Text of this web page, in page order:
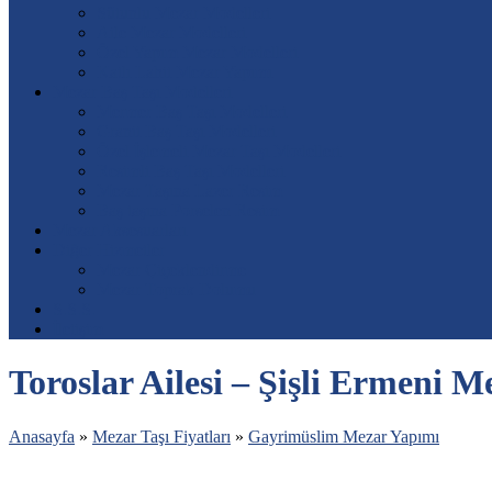
Toroslar Ailesi – Şişli Ermeni
Anasayfa » Mezar Taşı Fiyatları » Gayrimüslim Mezar Yapımı